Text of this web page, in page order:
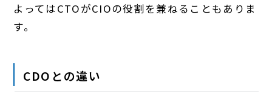
よってはCTOがCIOの役割を兼ねることもありま
す。
CDOとの違い